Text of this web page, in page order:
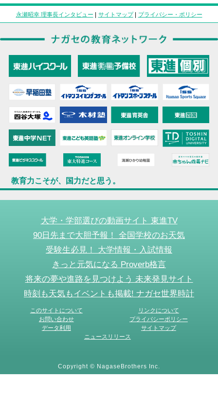
永瀬昭幸 理事長インタビュー | サイトマップ| プライバシー・ポリシー
教育力こそが、国力だと思う。
大学・学部選びの動画サイト 東進TV
90日先まで大胆予報！ 全国学校のお天気
受験生必見！ 大学情報・入試情報
きっと元気になる Proverb格言
将来の夢や進路を見つけよう 未来発見サイト
時刻も天気もイベントも掲載! ナガセ世界時計
このサイトについて
リンクについて
お問い合わせ
プライバシーポリシー
データ利用
サイトマップ
ニュースリリース
Copyright © NagaseBrothers Inc.